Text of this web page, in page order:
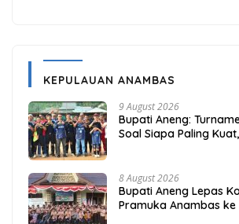
KEPULAUAN ANAMBAS
9 August 2026
Bupati Aneng:
Soal Siapa Paling
8 August 2026
Bupati Aneng Lepas
Pramuka Anambas